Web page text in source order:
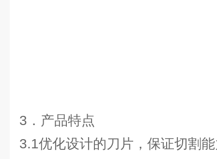
3．产品特点
3.1优化设计的刀片，保证切割